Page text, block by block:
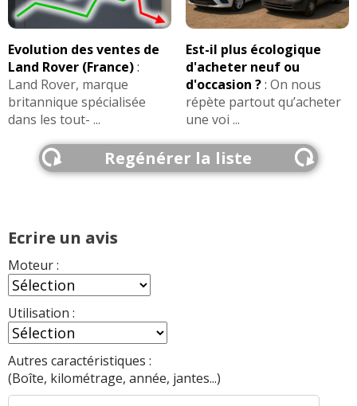
Evolution des ventes de
Land Rover (France):
Land Rover, marque
britannique spécialisée
dans les tout- ...
Est-il plus écologique
d'acheter neuf ou
d'occasion ?: On nous
répète partout qu’acheter
une voi ...
Regénérer la liste
Ecrire un avis
Moteur :
Utilisation :
Autres caractéristiques :
(Boîte, kilométrage, année, jantes...)